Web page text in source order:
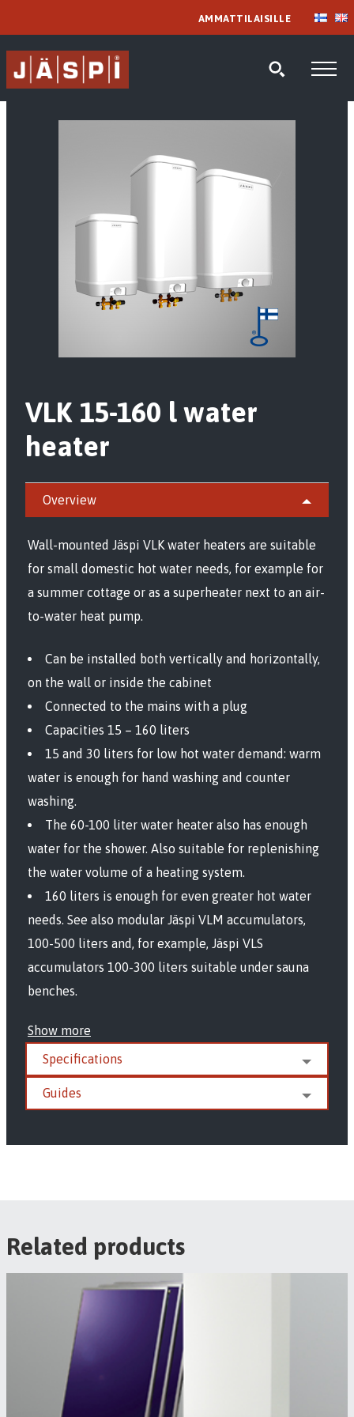
AMMATTILAISILLE
VLK 15-160 l water
heater
Overview
Wall-mounted Jäspi VLK water heaters are suitable
for small domestic hot water needs, for example for
a summer cottage or as a superheater next to an air-
to-water heat pump.
Can be installed both vertically and horizontally,
on the wall or inside the cabinet
Connected to the mains with a plug
Capacities 15 – 160 liters
15 and 30 liters for low hot water demand: warm
water is enough for hand washing and counter
washing.
The 60-100 liter water heater also has enough
water for the shower. Also suitable for replenishing
the water volume of a heating system.
160 liters is enough for even greater hot water
needs. See also modular Jäspi VLM accumulators,
100-500 liters and, for example, Jäspi VLS
accumulators 100-300 liters suitable under sauna
benches.
Show more
Specifications
Guides
Related products